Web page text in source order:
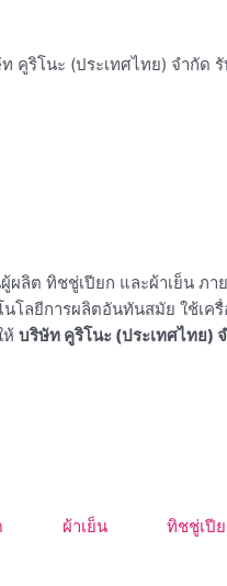
คูริโนะ (ประเทศไทย) จำกัด
ผลิต ทิชชู่เปียก และผ้าเย็น ภ
ลยีการผลิตอันทันสมัย ใช้เ
ห้ บริษัท คูริโนะ (ประเทศไทย)
ผ้าเย็น ทิชชู่เปี